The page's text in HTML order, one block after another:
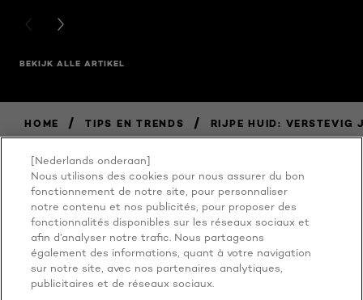
PREVIOUS CARD
NEXT CARD
BEKIJK ALLE ARTIKEL
HOME / TIPS EN TRENDS / RIJPE HUID: VERSTEVIG
BECAUSE
YOU'RE
WORTH IT
[Nederlands onderaan]
Nous utilisons des cookies pour nous assurer du bon
fonctionnement de notre site, pour personnaliser
notre contenu et nos publicités, pour proposer des
fonctionnalités disponibles sur les réseaux sociaux et
afin d’analyser notre trafic. Nous partageons
également des informations, quant à votre navigation
sur notre site, avec nos partenaires analytiques,
publicitaires et de réseaux sociaux.